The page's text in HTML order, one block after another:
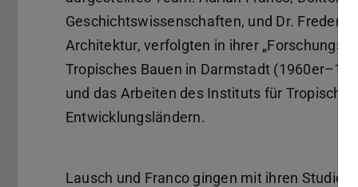
Geschichtswissenschaften, und Dr.
Architektur, verfolgten in ihrer
Tropisches Bauen in Darmstadt
und das Arbeiten des Instituts für
Entwicklungsländern.
Lausch und Franco gingen mit ihren